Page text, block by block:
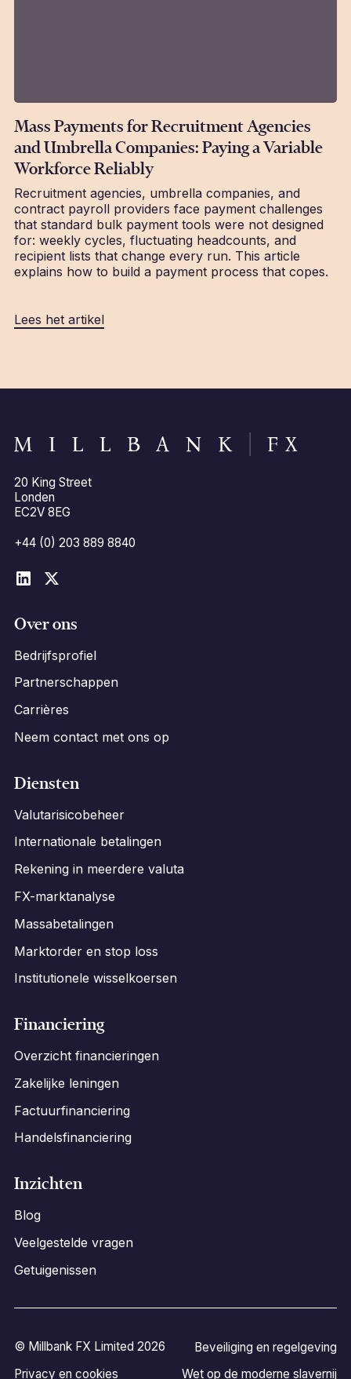
Mass Payments for Recruitment Agencies
and Umbrella Companies: Paying a Variable
Workforce Reliably
Recruitment agencies, umbrella companies, and
contract payroll providers face payment challenges
that standard bulk payment tools were not designed
for: weekly cycles, fluctuating headcounts, and
recipient lists that change every run. This article
explains how to build a payment process that copes.
Lees het artikel
20 King Street
Londen
EC2V 8EG
+44 (0) 203 889 8840
Over ons
Bedrijfsprofiel
Partnerschappen
Carrières
Neem contact met ons op
Diensten
Valutarisicobeheer
Internationale betalingen
Rekening in meerdere valuta
FX-marktanalyse
Massabetalingen
Marktorder en stop loss
Institutionele wisselkoersen
Financiering
Overzicht financieringen
Zakelijke leningen
Factuurfinanciering
Handelsfinanciering
Inzichten
Blog
Veelgestelde vragen
Getuigenissen
© Millbank FX Limited 2026
Beveiliging en regelgeving
Privacy en cookies
Wet op de moderne slavernij